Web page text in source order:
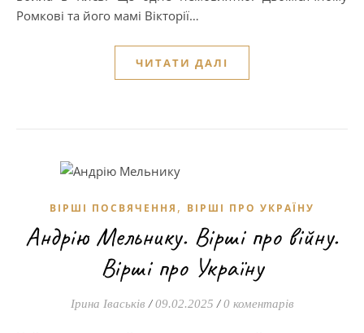
Ромкові та його мамі Вікторії…
ЧИТАТИ ДАЛІ
ВІРШІ ПОСВЯЧЕННЯ , ВІРШІ ПРО УКРАЇНУ
Андрію Мельнику. Вірші про війну.
Вірші про Україну
Ірина Іваськів / 09.02.2025 / 0 коментарів